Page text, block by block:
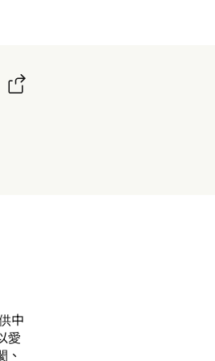
中
愛